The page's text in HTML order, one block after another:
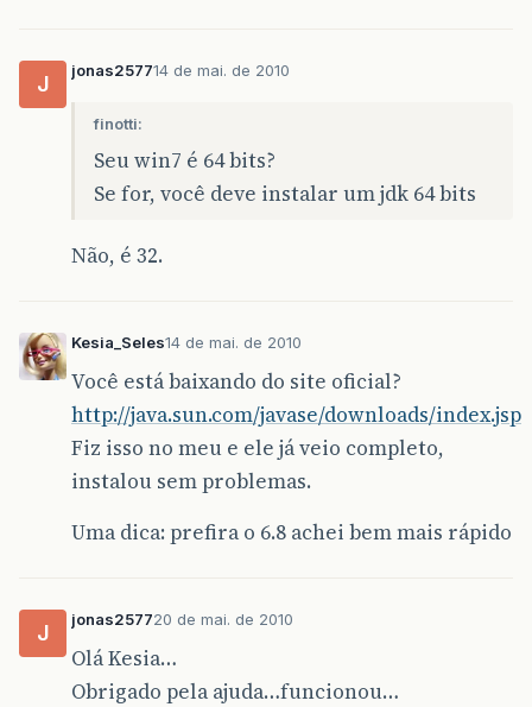
J
jonas257714 de mai. de 2010
finotti:
Seu win7 é 64 bits?
Se for, você deve instalar um jdk 64 bits
Não, é 32.
Kesia_Seles14 de mai. de 2010
Você está baixando do site oficial?
http://java.sun.com/javase/downloads/index.jsp
Fiz isso no meu e ele já veio completo,
instalou sem problemas.
Uma dica: prefira o 6.8 achei bem mais rápido
J
jonas257720 de mai. de 2010
Olá Kesia…
Obrigado pela ajuda…funcionou…